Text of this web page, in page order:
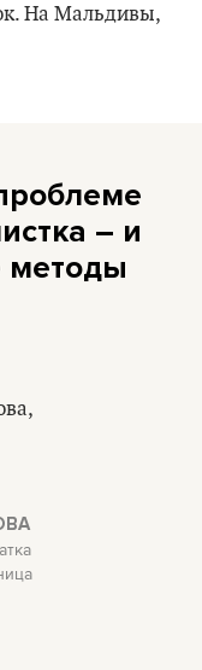
На Мальдивы,
– и
методы